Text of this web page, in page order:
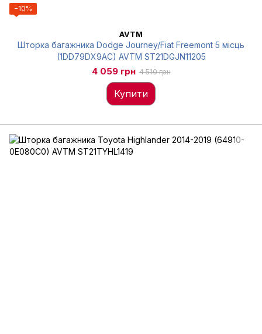
−10%
AVTM
Шторка багажника Dodge Journey/Fiat Freemont 5 місць
(1DD79DX9AC) AVTM ST21DGJN11205
4 059 грн 4 510 грн
Купити